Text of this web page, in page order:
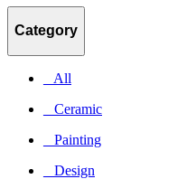
Category
_ All
_ Ceramic
_ Painting
_ Design